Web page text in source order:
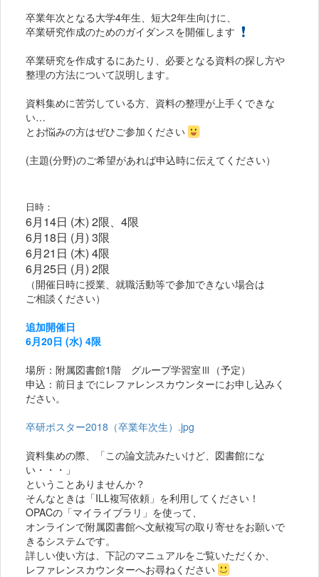
卒業年次となる大学4年生、短大2年生向けに、
卒業研究作成のためのガイダンスを開催します
卒業研究を作成するにあたり、必要となる資料の探し方や
整理の方法について説明します。
資料集めに苦労している方、資料の整理が上手くできな
い…
とお悩みの方はぜひご参加ください
(主題(分野)のご希望があれば申込時に伝えてください）
日時：
6月14日 (木) 2限、4限
6月18日 (月) 3限
6月21日 (木) 4限
6月25日 (月) 2限
（開催日時に授業、就職活動等で参加できない場合は
ご相談ください）
追加開催日
6月20日 (水) 4限
場所：附属図書館1階 グループ学習室Ⅲ（予定）
申込：前日までにレファレンスカウンターにお申し込みく
ださい。
卒研ポスター2018（卒業年次生）.jpg
資料集めの際、「この論文読みたいけど、図書館にな
い・・・」
ということありませんか？
そんなときは「ILL複写依頼」を利用してください！
OPACの「マイライブラリ」を使って、
オンラインで附属図書館へ文献複写の取り寄せをお願いで
きるシステムです。
詳しい使い方は、下記のマニュアルをご覧いただくか、
レファレンスカウンターへお尋ねください